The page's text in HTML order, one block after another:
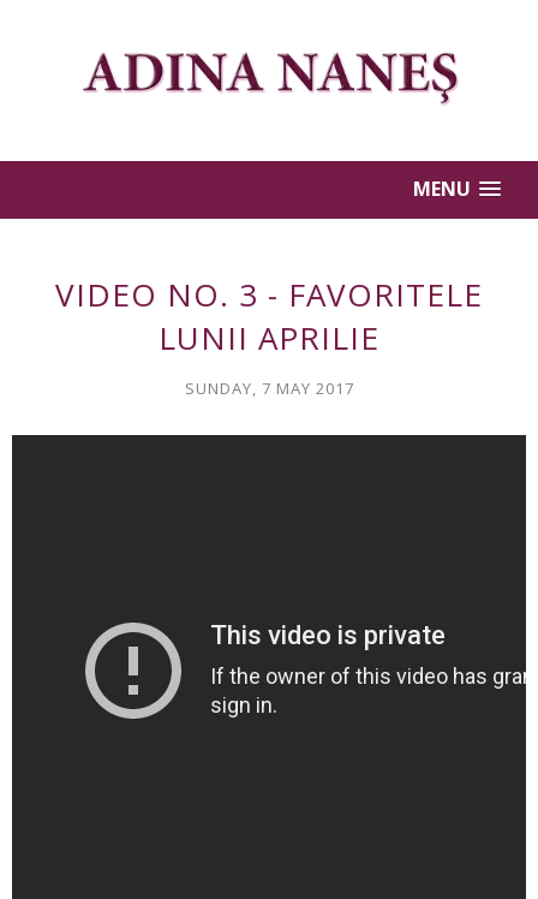
MENU
VIDEO NO. 3 - FAVORITELE
LUNII APRILIE
SUNDAY, 7 MAY 2017